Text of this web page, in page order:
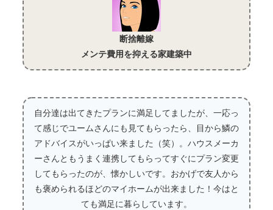
断捨離嫁
メンテ費用を抑える家建築中
自分達は出てきたプランに満足してましたが、一応っ
て感じでユームさんにも見てもらったら、目から鱗の
アドバイスがいっぱい来ました（笑）。ハウスメーカ
ーさんともうまく連携してもらってすぐにプラン変更
してもらったのが、懐かしいです。おかげで友人から
も褒められるほどのマイホームが出来ました！今はと
ても満足に暮らしています。